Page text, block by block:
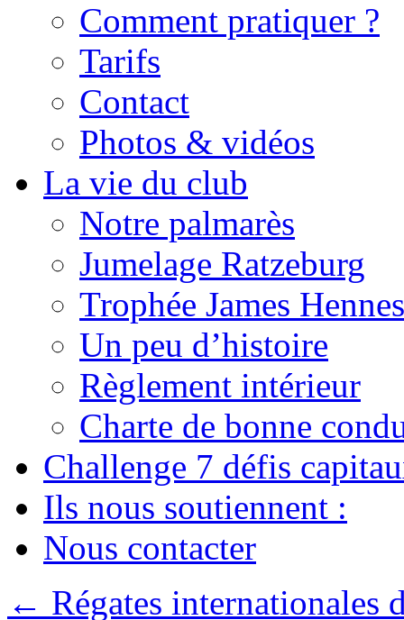
Comment pratiquer ?
Tarifs
Contact
Photos & vidéos
La vie du club
Notre palmarès
Jumelage Ratzeburg
Trophée James
Un peu d’histoire
Règlement intérieur
Charte de bonne
Challenge 7 défis
Ils nous soutiennent :
Nous contacter
← Régates internationales